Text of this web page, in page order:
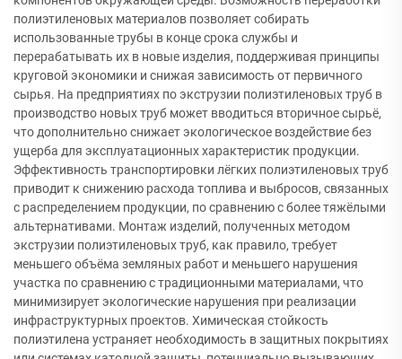
полиэтиленовых материалов позволяет собирать
использованные трубы в конце срока службы и
перерабатывать их в новые изделия, поддерживая принципы
круговой экономики и снижая зависимость от первичного
сырья. На предприятиях по экструзии полиэтиленовых труб в
производство новых труб может вводиться вторичное сырьё,
что дополнительно снижает экологическое воздействие без
ущерба для эксплуатационных характеристик продукции.
Эффективность транспортировки лёгких полиэтиленовых труб
приводит к снижению расхода топлива и выбросов, связанных
с распределением продукции, по сравнению с более тяжёлыми
альтернативами. Монтаж изделий, полученных методом
экструзии полиэтиленовых труб, как правило, требует
меньшего объёма земляных работ и меньшего нарушения
участка по сравнению с традиционными материалами, что
минимизирует экологические нарушения при реализации
инфраструктурных проектов. Химическая стойкость
полиэтилена устраняет необходимость в защитных покрытиях